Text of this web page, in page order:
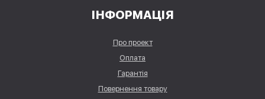
ІНФОРМАЦІЯ
Про проект
Оплата
Гарантія
Повернення товару